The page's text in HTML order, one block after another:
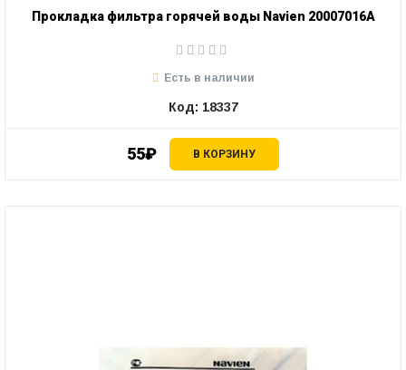
Прокладка фильтра горячей воды Navien 20007016A
55₽ В КОРЗИНУ
Есть в наличии
Код: 18337